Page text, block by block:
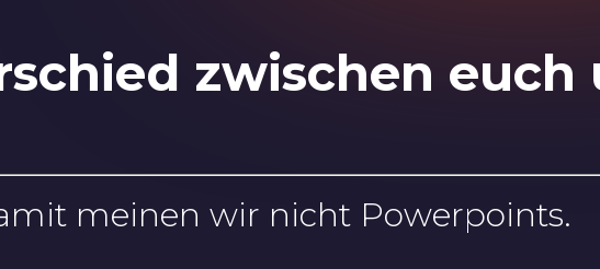
zwischen euch
meinen wir nicht Powerpoints.